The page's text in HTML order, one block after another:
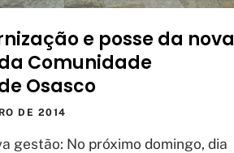
e posse da nova
Comunidade
Osasco
DE 2014
gestão: No próximo domingo, dia